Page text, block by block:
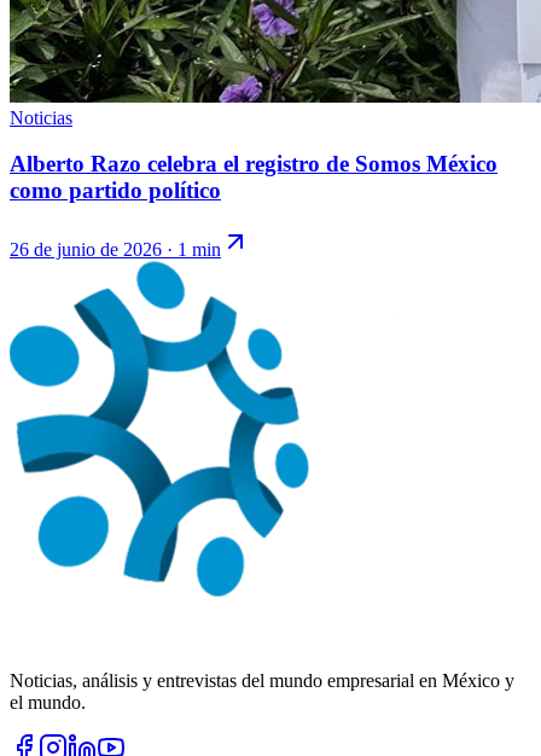
Noticias
Alberto Razo celebra el registro de Somos México
como partido político
26 de junio de 2026 · 1 min
Noticias, análisis y entrevistas del mundo empresarial en México y
el mundo.